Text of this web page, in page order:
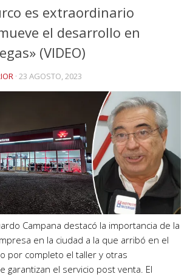
es extraordinario
el desarrollo en
(VIDEO)
· 23 AGOSTO, 2023
Campana destacó la importancia de la
en la ciudad a la que arribó en el
por completo el taller y otras
garantizan el servicio post venta. El